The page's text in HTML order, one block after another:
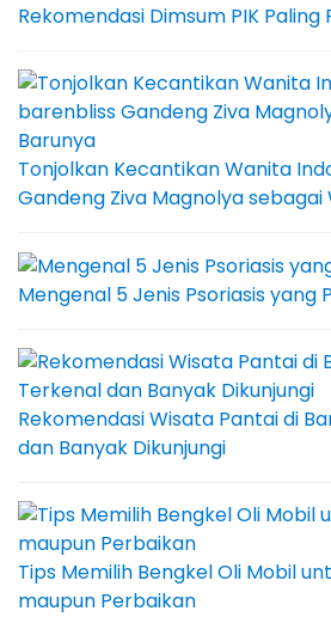
Rekomendasi Dimsum PIK Paling
Tonjolkan Kecantikan Wanita
Gandeng Ziva Magnolya sebagai
Mengenal 5 Jenis Psoriasis yang
Rekomendasi Wisata Pantai di
dan Banyak Dikunjungi
Tips Memilih Bengkel Oli Mobil
maupun Perbaikan